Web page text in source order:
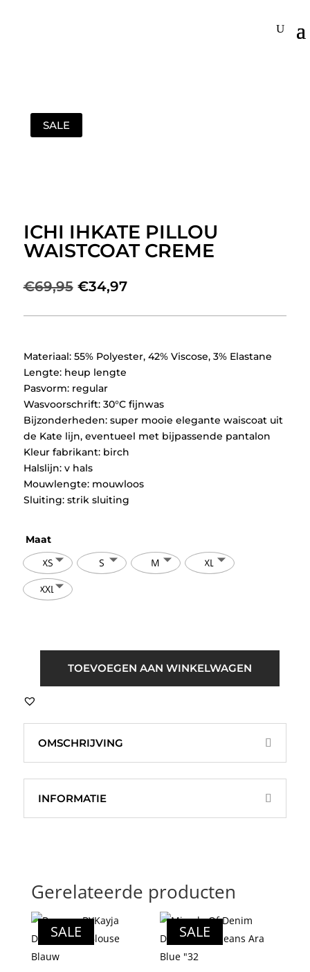
SALE
ICHI IHKATE PILLOU
WAISTCOAT CREME
€69,95 Oorspronkelijke
was:
€34,97Huidige
is:
Materiaal: 55% Polyester, 42% Viscose, 3% Elastane
Lengte: heup lengte
Pasvorm: regular
Wasvoorschrift: 30°C fijnwas
Bijzonderheden: super mooie elegante waiscoat uit
de Kate lijn, eventueel met bijpassende pantalon
Kleur fabrikant: birch
Halslijn: v hals
Mouwlengte: mouwloos
Sluiting: strik sluiting
Maat
XS S M
XL
XXL
Pillou
aantal
TOEVOEGEN AAN WINKELWAGEN
OMSCHRIJVING
INFORMATIE
Gerelateerde producten
SALE SALE